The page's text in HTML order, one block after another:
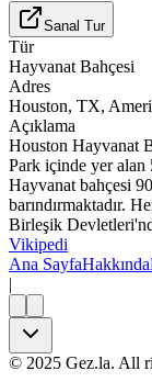
Sanal Tur
Tür
Hayvanat Bahçesi
Adres
Houston, TX,
Açıklama
Houston Hayvanat
Park içinde yer alan
Hayvanat bahçesi
barındırmaktadır.
Birleşik
Vikipedi
Ana SayfaHakkında
|
© 2025 Gez.la. All